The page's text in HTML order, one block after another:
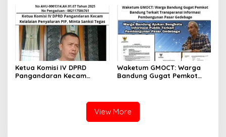
Demokratis dan
Transparan
Ketua Komisi IV DPRD
Pangandaran Kecam
Waketum GMOCT: Warga
Bandung Gugat Pemkot
Gedebage
View More